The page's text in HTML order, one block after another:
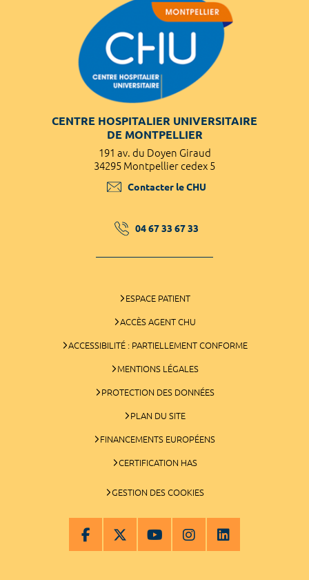
CENTRE HOSPITALIER UNIVERSITAIRE
DE MONTPELLIER
191 av. du Doyen Giraud
34295 Montpellier cedex 5
Contacter le CHU
04 67 33 67 33
ESPACE PATIENT
ACCÈS AGENT CHU
ACCESSIBILITÉ : PARTIELLEMENT CONFORME
MENTIONS LÉGALES
PROTECTION DES DONNÉES
PLAN DU SITE
FINANCEMENTS EUROPÉENS
CERTIFICATION HAS
GESTION DES COOKIES